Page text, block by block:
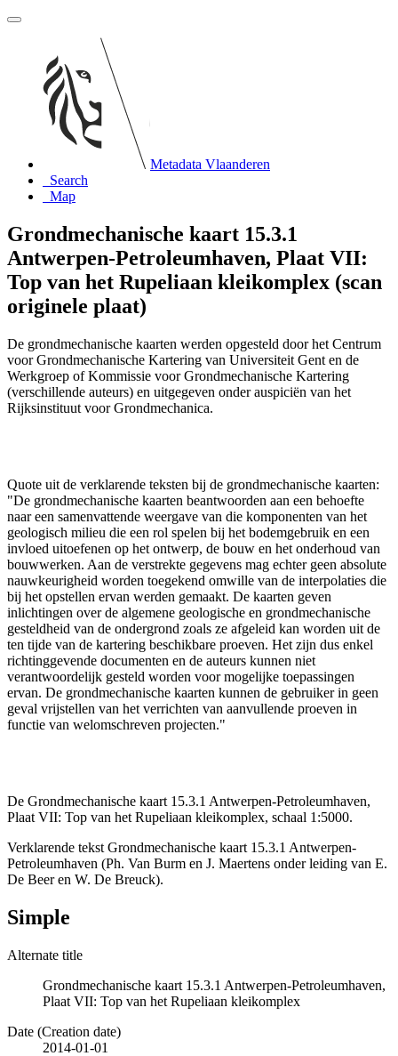
Metadata Vlaanderen
Search
Map
Grondmechanische kaart 15.3.1
Antwerpen-Petroleumhaven, Plaat VII:
Top van het Rupeliaan kleikomplex (scan
originele plaat)
De grondmechanische kaarten werden opgesteld door het Centrum
voor Grondmechanische Kartering van Universiteit Gent en de
Werkgroep of Kommissie voor Grondmechanische Kartering
(verschillende auteurs) en uitgegeven onder auspiciën van het
Rijksinstituut voor Grondmechanica.
Quote uit de verklarende teksten bij de grondmechanische kaarten:
"De grondmechanische kaarten beantwoorden aan een behoefte
naar een samenvattende weergave van die komponenten van het
geologisch milieu die een rol spelen bij het bodemgebruik en een
invloed uitoefenen op het ontwerp, de bouw en het onderhoud van
bouwwerken. Aan de verstrekte gegevens mag echter geen absolute
nauwkeurigheid worden toegekend omwille van de interpolaties die
bij het opstellen ervan werden gemaakt. De kaarten geven
inlichtingen over de algemene geologische en grondmechanische
gesteldheid van de ondergrond zoals ze afgeleid kan worden uit de
ten tijde van de kartering beschikbare proeven. Het zijn dus enkel
richtinggevende documenten en de auteurs kunnen niet
verantwoordelijk gesteld worden voor mogelijke toepassingen
ervan. De grondmechanische kaarten kunnen de gebruiker in geen
geval vrijstellen van het verrichten van aanvullende proeven in
functie van welomschreven projecten."
De Grondmechanische kaart 15.3.1 Antwerpen-Petroleumhaven,
Plaat VII: Top van het Rupeliaan kleikomplex, schaal 1:5000.
Verklarende tekst Grondmechanische kaart 15.3.1 Antwerpen-
Petroleumhaven (Ph. Van Burm en J. Maertens onder leiding van E.
De Beer en W. De Breuck).
Simple
Alternate title
Grondmechanische kaart 15.3.1 Antwerpen-Petroleumhaven,
Plaat VII: Top van het Rupeliaan kleikomplex
Date (Creation date)
2014-01-01